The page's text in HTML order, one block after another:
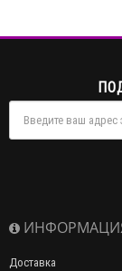
Доставка